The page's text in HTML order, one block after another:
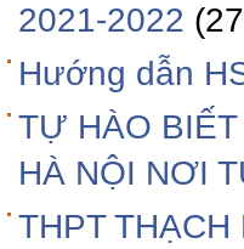
2021-2022
Hướng dẫn
TỰ HÀO
HÀ NỘI NƠI
THPT